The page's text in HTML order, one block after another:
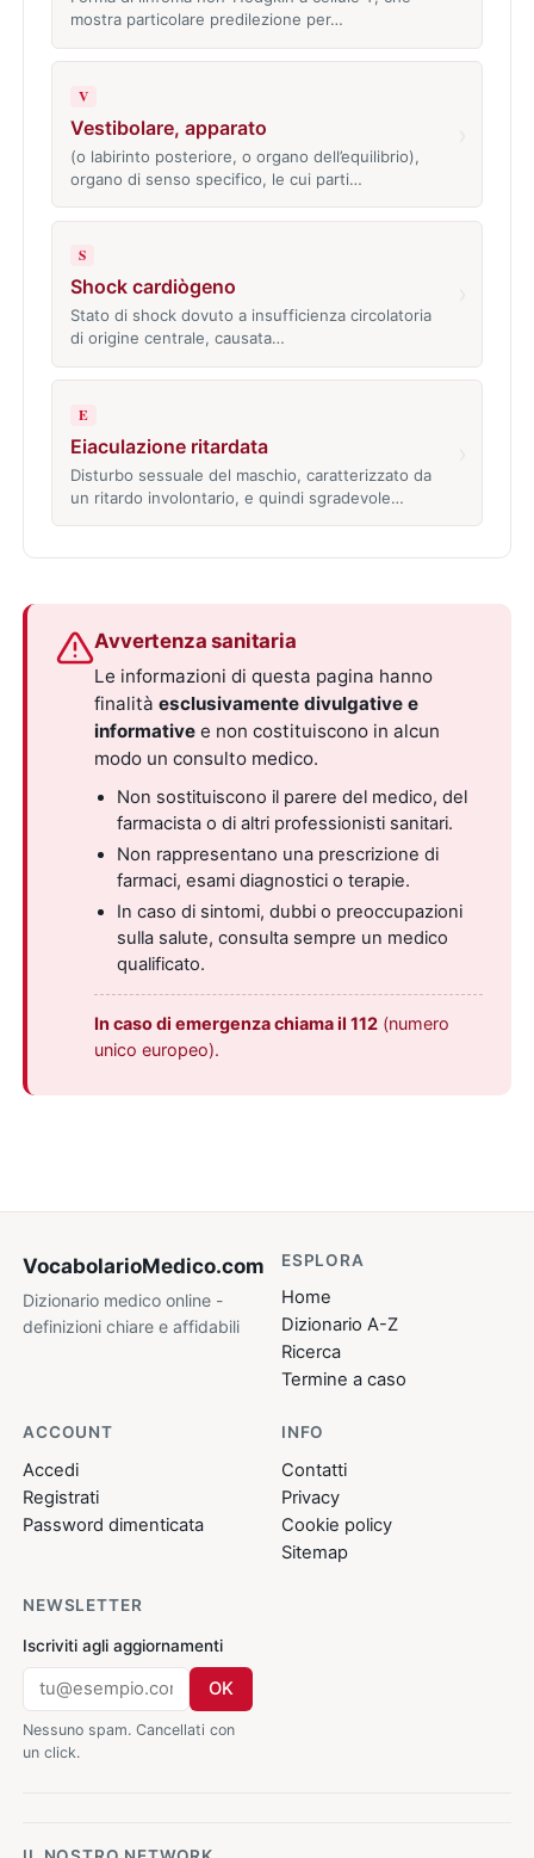
mostra particolare predilezione per…
V
Vestibolare, apparato
(o labirinto posteriore, o organo dell’equilibrio),
organo di senso specifico, le cui parti…
S
Shock cardiògeno
Stato di shock dovuto a insufficienza circolatoria
di origine centrale, causata…
E
Eiaculazione ritardata
Disturbo sessuale del maschio, caratterizzato da
un ritardo involontario, e quindi sgradevole…
Avvertenza sanitaria
Le informazioni di questa pagina hanno
finalitàesclusivamente divulgative e
informative e non costituiscono in alcun
modo un consulto medico.
Non sostituiscono il parere del medico, del
farmacista o di altri professionisti sanitari.
Non rappresentano una prescrizione di
farmaci, esami diagnostici o terapie.
In caso di sintomi, dubbi o preoccupazioni
sulla salute, consulta sempre un medico
qualificato.
In caso di emergenza chiama il 112 (numero
unico europeo).
VocabolarioMedico.com
Dizionario medico online -
definizioni chiare e affidabili
ESPLORA
Home
Dizionario A-Z
Ricerca
Termine a caso
ACCOUNT
Accedi
Registrati
Password dimenticata
INFO
Contatti
Privacy
Cookie policy
Sitemap
NEWSLETTER
Iscriviti agli aggiornamenti
OK
Nessuno spam. Cancellati con
un click.